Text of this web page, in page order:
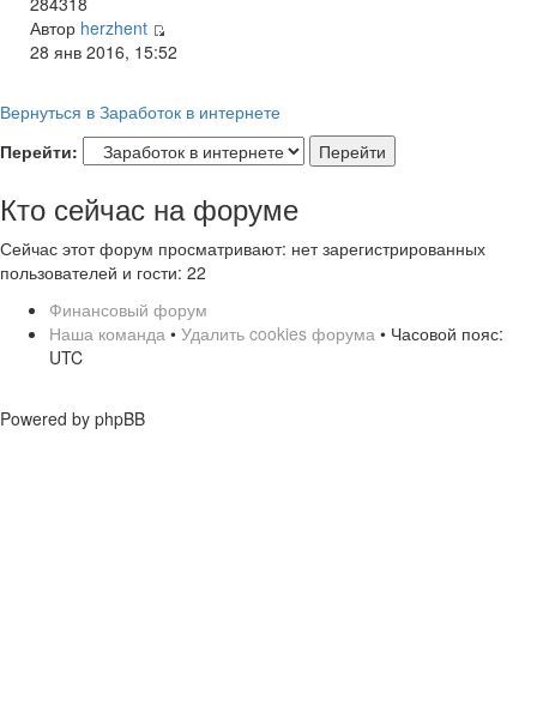
Автор herzhent
28 янв 2016, 15:52
Вернуться в Заработок в интернете
Перейти:
Кто сейчас на форуме
Сейчас этот форум просматривают: нет зарегистрированных
пользователей и гости: 22
Финансовый форум
Наша команда • Удалить cookies форума • Часовой пояс:
UTC
Powered by phpBB